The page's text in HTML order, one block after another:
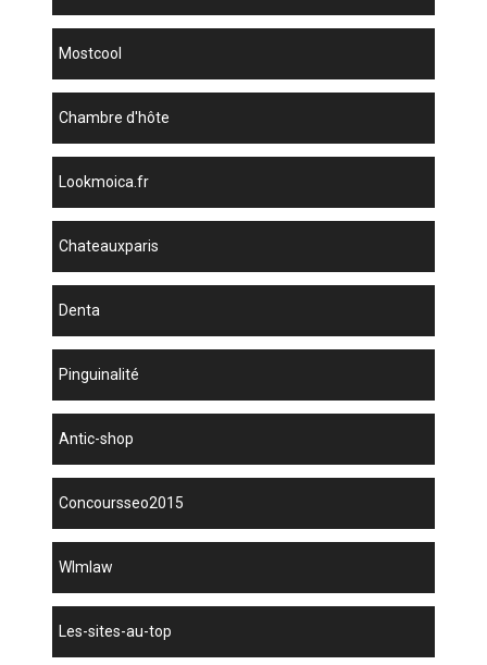
mostcool
chambre d'hôte
lookmoica.fr
chateauxparis
denta
Pinguinalité
antic-shop
concoursseo2015
wlmlaw
les-sites-au-top